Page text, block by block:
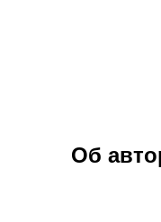
Об